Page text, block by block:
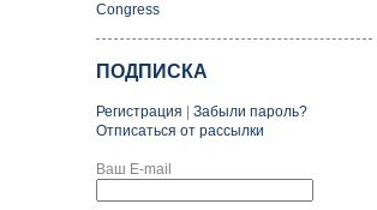
Congress
ПОДПИСКА
Регистрация
Забыли пароль?
Отписаться от рассылки
Ваш E-mail